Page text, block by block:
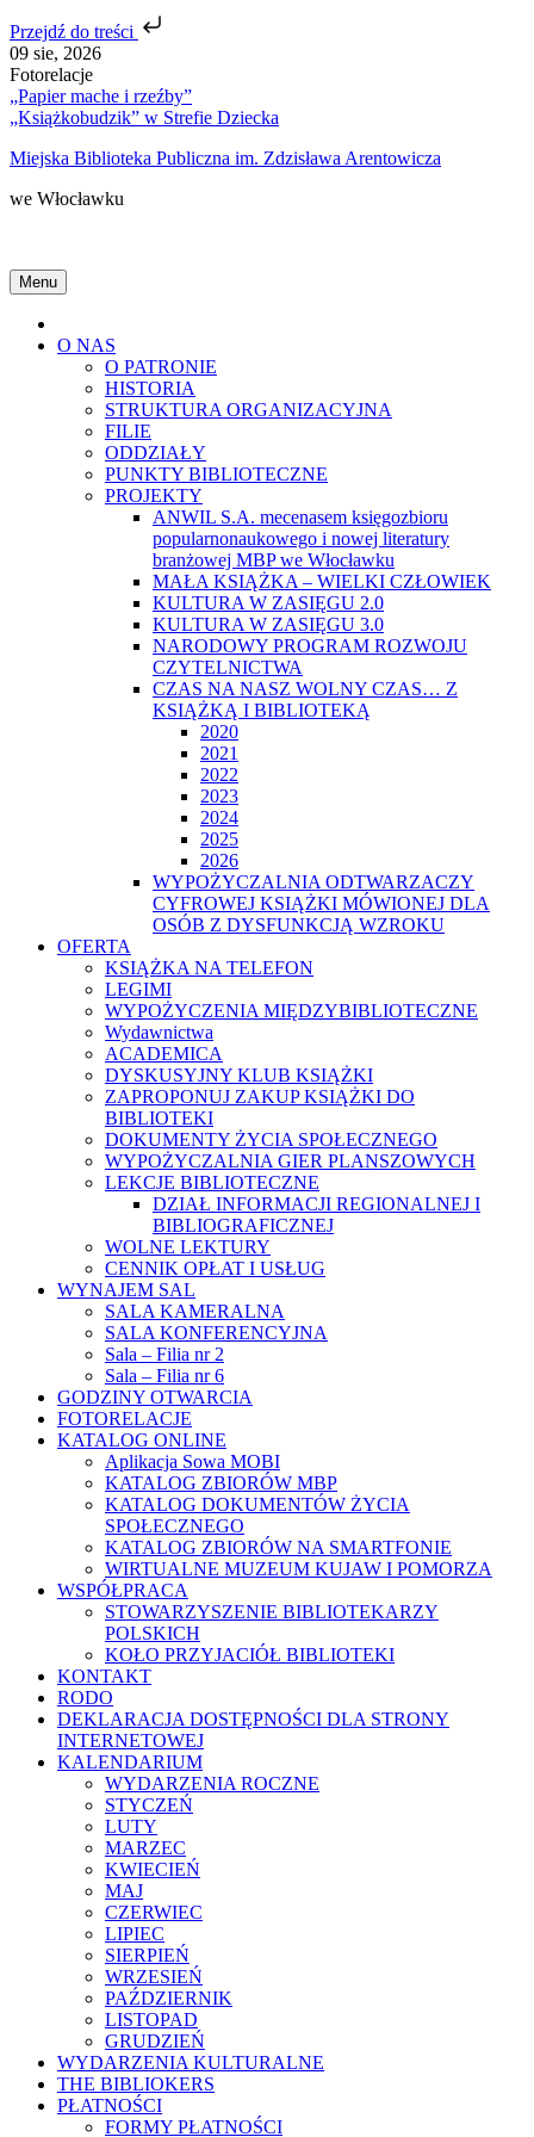
Przejdź do treści
Skip
to
content
09 sie, 2026
Fotorelacje
„Papier mache i rzeźby”
„Książkobudzik” w Strefie Dziecka
Miejska Biblioteka Publiczna im. Zdzisława Arentowicza
we Włocławku
Menu
O NAS
O PATRONIE
HISTORIA
STRUKTURA ORGANIZACYJNA
FILIE
ODDZIAŁY
PUNKTY BIBLIOTECZNE
PROJEKTY
ANWIL S.A. mecenasem księgozbioru
popularnonaukowego i nowej literatury
branżowej MBP we Włocławku
MAŁA KSIĄŻKA – WIELKI CZŁOWIEK
KULTURA W ZASIĘGU 2.0
KULTURA W ZASIĘGU 3.0
NARODOWY PROGRAM ROZWOJU
CZYTELNICTWA
CZAS NA NASZ WOLNY CZAS… Z
KSIĄŻKĄ I BIBLIOTEKĄ
2020
2021
2022
2023
2024
2025
2026
WYPOŻYCZALNIA ODTWARZACZY
CYFROWEJ KSIĄŻKI MÓWIONEJ DLA
OSÓB Z DYSFUNKCJĄ WZROKU
OFERTA
KSIĄŻKA NA TELEFON
LEGIMI
WYPOŻYCZENIA MIĘDZYBIBLIOTECZNE
Wydawnictwa
ACADEMICA
DYSKUSYJNY KLUB KSIĄŻKI
ZAPROPONUJ ZAKUP KSIĄŻKI DO
BIBLIOTEKI
DOKUMENTY ŻYCIA SPOŁECZNEGO
WYPOŻYCZALNIA GIER PLANSZOWYCH
LEKCJE BIBLIOTECZNE
DZIAŁ INFORMACJI REGIONALNEJ I
BIBLIOGRAFICZNEJ
WOLNE LEKTURY
CENNIK OPŁAT I USŁUG
WYNAJEM SAL
SALA KAMERALNA
SALA KONFERENCYJNA
Sala – Filia nr 2
Sala – Filia nr 6
GODZINY OTWARCIA
FOTORELACJE
KATALOG ONLINE
Aplikacja Sowa MOBI
KATALOG ZBIORÓW MBP
KATALOG DOKUMENTÓW ŻYCIA
SPOŁECZNEGO
KATALOG ZBIORÓW NA SMARTFONIE
WIRTUALNE MUZEUM KUJAW I POMORZA
WSPÓŁPRACA
STOWARZYSZENIE BIBLIOTEKARZY
POLSKICH
KOŁO PRZYJACIÓŁ BIBLIOTEKI
KONTAKT
RODO
DEKLARACJA DOSTĘPNOŚCI DLA STRONY
INTERNETOWEJ
KALENDARIUM
WYDARZENIA ROCZNE
STYCZEŃ
LUTY
MARZEC
KWIECIEŃ
MAJ
CZERWIEC
LIPIEC
SIERPIEŃ
WRZESIEŃ
PAŹDZIERNIK
LISTOPAD
GRUDZIEŃ
WYDARZENIA KULTURALNE
THE BIBLIOKERS
PŁATNOŚCI
FORMY PŁATNOŚCI